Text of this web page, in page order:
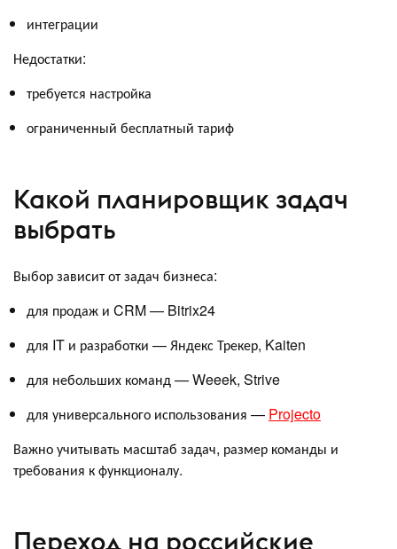
интеграции
Недостатки:
требуется настройка
ограниченный бесплатный тариф
Какой планировщик задач
выбрать
Выбор зависит от задач бизнеса:
для продаж и CRM — Bitrix24
для IT и разработки — Яндекс Трекер, Kaiten
для небольших команд — Weeek, Strive
для универсального использования — Projecto
Важно учитывать масштаб задач, размер команды и
требования к функционалу.
Переход на российские